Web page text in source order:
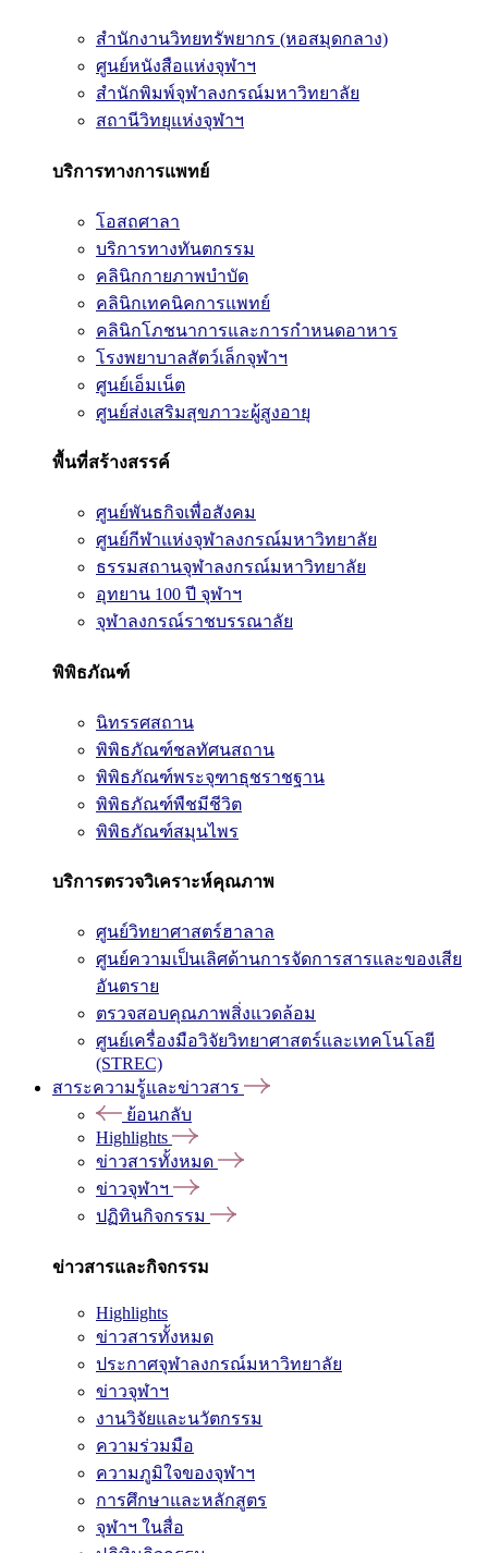
สำนักงานวิทยทรัพยากร (หอสมุดกลาง)
ศูนย์หนังสือแห่งจุฬาฯ
สำนักพิมพ์จุฬาลงกรณ์มหาวิทยาลัย
สถานีวิทยุแห่งจุฬาฯ
บริการทางการแพทย์
โอสถศาลา
บริการทางทันตกรรม
คลินิกกายภาพบำบัด
คลินิกเทคนิคการแพทย์
คลินิกโภชนาการและการกำหนดอาหาร
โรงพยาบาลสัตว์เล็กจุฬาฯ
ศูนย์เอ็มเน็ต
ศูนย์ส่งเสริมสุขภาวะผู้สูงอายุ
พื้นที่สร้างสรรค์
ศูนย์พันธกิจเพื่อสังคม
ศูนย์กีฬาแห่งจุฬาลงกรณ์มหาวิทยาลัย
ธรรมสถานจุฬาลงกรณ์มหาวิทยาลัย
อุทยาน 100 ปี จุฬาฯ
จุฬาลงกรณ์ราชบรรณาลัย
พิพิธภัณฑ์
นิทรรศสถาน
พิพิธภัณฑ์ชลทัศนสถาน
พิพิธภัณฑ์พระจุฑาธุชราชฐาน
พิพิธภัณฑ์พืชมีชีวิต
พิพิธภัณฑ์สมุนไพร
บริการตรวจวิเคราะห์คุณภาพ
ศูนย์วิทยาศาสตร์ฮาลาล
ศูนย์ความเป็นเลิศด้านการจัดการสารและของเสีย
อันตราย
ตรวจสอบคุณภาพสิ่งแวดล้อม
ศูนย์เครื่องมือวิจัยวิทยาศาสตร์และเทคโนโลยี
(STREC)
สาระความรู้และข่าวสาร
ย้อนกลับ
Highlights
ข่าวสารทั้งหมด
ข่าวจุฬาฯ
ปฏิทินกิจกรรม
ข่าวสารและกิจกรรม
Highlights
ข่าวสารทั้งหมด
ประกาศจุฬาลงกรณ์มหาวิทยาลัย
ข่าวจุฬาฯ
งานวิจัยและนวัตกรรม
ความร่วมมือ
ความภูมิใจของจุฬาฯ
การศึกษาและหลักสูตร
จุฬาฯ ในสื่อ